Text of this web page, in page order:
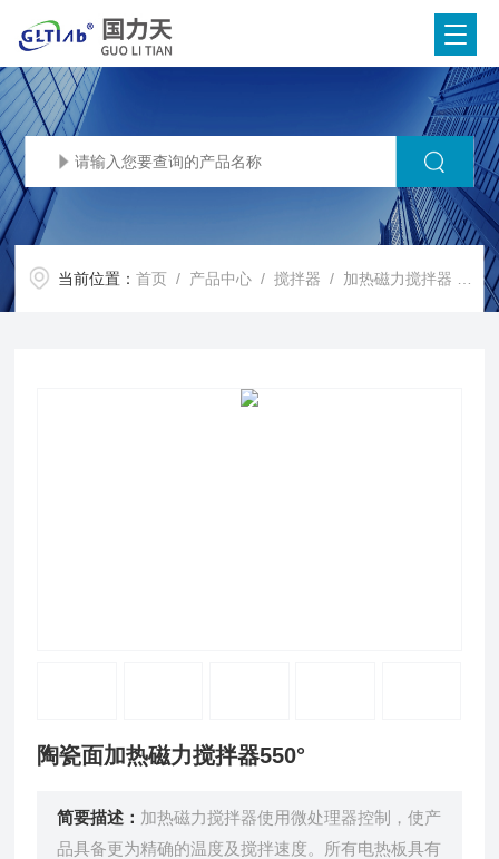
当前位置：首页 / 产品中心 /搅拌器 / 加热磁力搅拌器
陶瓷面加热磁力搅拌器550°
简要描述： 加热磁力搅拌器使用微处理器控制，使产
品具备更为精确的温度及搅拌速度。所有电热板具有